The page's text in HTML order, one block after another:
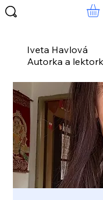
Iveta Havlová
Autorka a